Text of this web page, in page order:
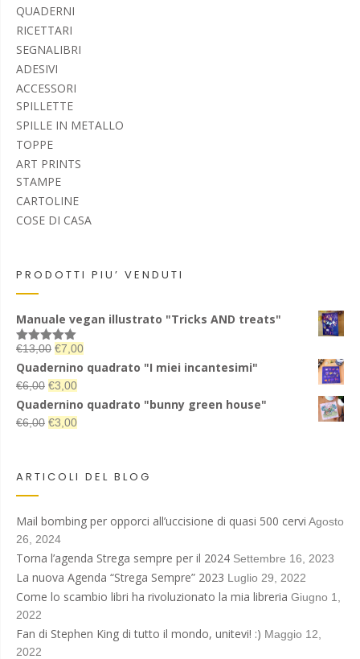
QUADERNI
RICETTARI
SEGNALIBRI
ADESIVI
ACCESSORI
SPILLETTE
SPILLE IN METALLO
TOPPE
ART PRINTS
STAMPE
CARTOLINE
COSE DI CASA
PRODOTTI PIU’ VENDUTI
Manuale vegan illustrato "Tricks AND treats"
Valutato
5.00
su 5
€13,00 Il
prezzo
originale
era:
€13,00.
€7,00Il
prezzo
è:
Quadernino quadrato "I miei incantesimi"
€6,00 Il
prezzo
originale
€3,00Il
prezzo
attuale
Quadernino quadrato "bunny green house"
€6,00 Il
era:
€3,00Il
è:
ARTICOLI DEL BLOG
Mail bombing per opporci all’uccisione di quasi 500 cervi Agosto
26, 2024
Torna l’agenda Strega sempre per il 2024 Settembre 16, 2023
La nuova Agenda “Strega Sempre” 2023 Luglio 29, 2022
Come lo scambio libri ha rivoluzionato la mia libreria Giugno 1,
2022
Fan di Stephen King di tutto il mondo, unitevi! :) Maggio 12,
2022